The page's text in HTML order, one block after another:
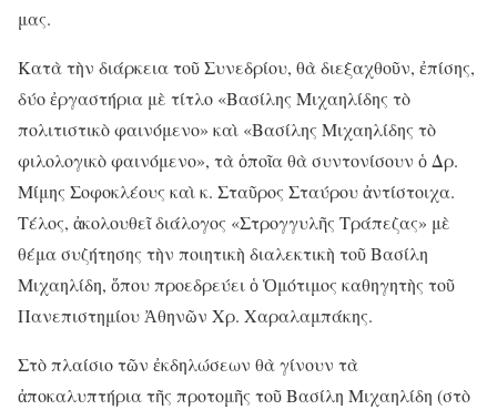
μας.
Κατὰ τὴν διάρκεια τοῦ Συνεδρίου, θὰ διεξαχθοῦν, ἐπίσης,
δύο ἐργαστήρια μὲ τίτλο «Βασίλης Μιχαηλίδης τὸ
πολιτιστικὸ φαινόμενο» καὶ «Βασίλης Μιχαηλίδης τὸ
φιλολογικὸ φαινόμενο», τὰ ὁποῖα θὰ συντονίσουν ὁ Δρ.
Μίμης Σοφοκλέους καὶ κ. Σταῦρος Σταύρου ἀντίστοιχα.
Τέλος, ἀκολουθεῖ διάλογος «Στρογγυλῆς Τράπεζας» μὲ
θέμα συζήτησης τὴν ποιητικὴ διαλεκτικὴ τοῦ Βασίλη
Μιχαηλίδη, ὅπου προεδρεύει ὁ Ὁμότιμος καθηγητὴς τοῦ
Πανεπιστημίου Ἀθηνῶν Χρ. Χαραλαμπάκης.
Στὸ πλαίσιο τῶν ἐκδηλώσεων θὰ γίνουν τὰ
ἀποκαλυπτήρια τῆς προτομῆς τοῦ Βασίλη Μιχαηλίδη (στὸ